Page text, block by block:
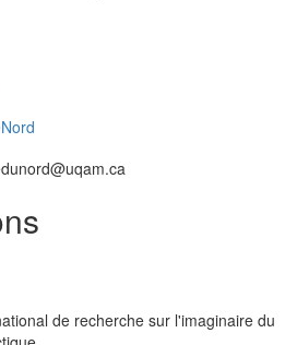
de recherche sur l'imaginaire du